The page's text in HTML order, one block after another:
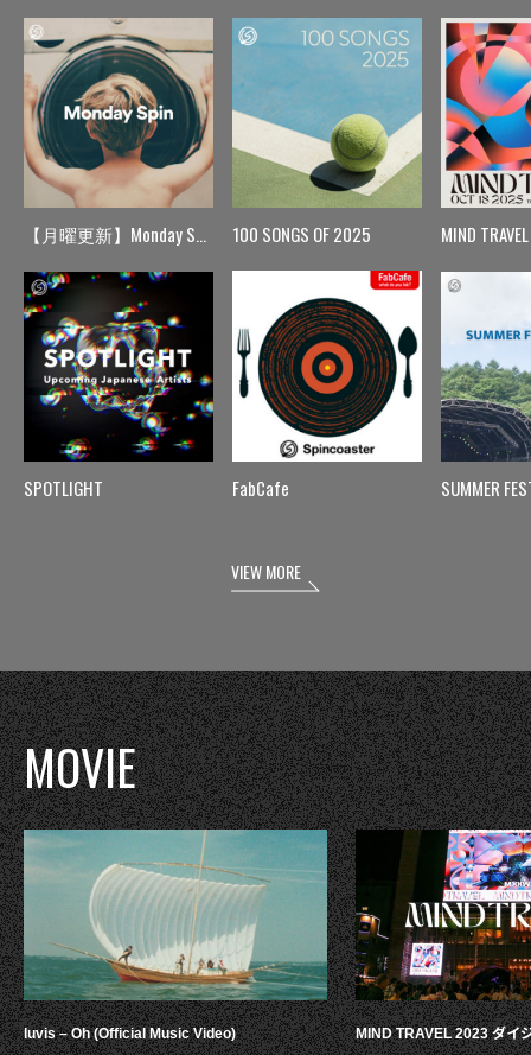
【月曜更新】Monday Spin
SPOTLIGHT
100 SONGS OF 2025
FabCafe
MIND TRAVEL
SUMMER
VIEW MORE
MOVIE
luvis – Oh (Official Music Video) MIND TRAVEL 2023 ダイ